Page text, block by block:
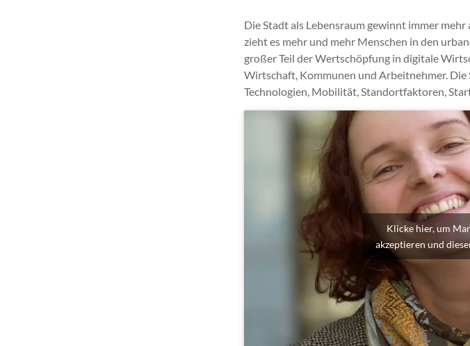
Die Stadt als Lebensraum gewinnt immer
zieht es mehr und mehr Menschen in den
großer Teil der Wertschöpfung in digitale
Wirtschaft, Kommunen und Arbeitnehmer.
Technologien, Mobilität, Standortfaktoren,
Klicke hier, um
akzeptieren und